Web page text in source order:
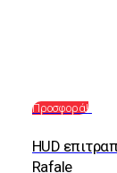
Προσφορά!
HUD
Rafale